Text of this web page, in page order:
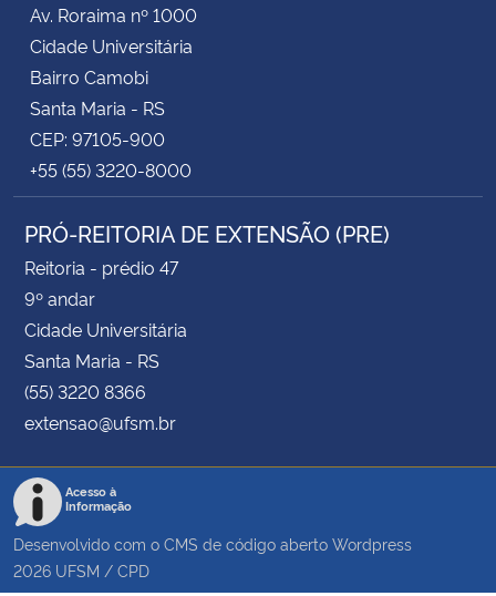
Av. Roraima nº 1000
Cidade Universitária
Bairro Camobi
Santa Maria - RS
CEP: 97105-900
+55 (55) 3220-8000
PRÓ-REITORIA DE EXTENSÃO (PRE)
Reitoria - prédio 47
9º andar
Cidade Universitária
Santa Maria - RS
(55) 3220 8366
extensao@ufsm.br
Acesso à
Informação
Desenvolvido com o CMS de código aberto Wordpress
2026 UFSM / CPD